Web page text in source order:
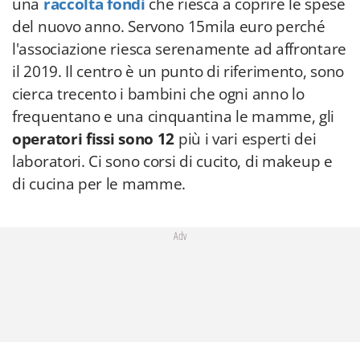
del nuovo anno. Servono 15mila euro perché
l'associazione riesca serenamente ad affrontare
il 2019. Il centro è un punto di riferimento, sono
cierca trecento i bambini che ogni anno lo
frequentano e una cinquantina le mamme, gli
operatori fissi sono 12 più i vari esperti dei
laboratori. Ci sono corsi di cucito, di makeup e
di cucina per le mamme.
Adv